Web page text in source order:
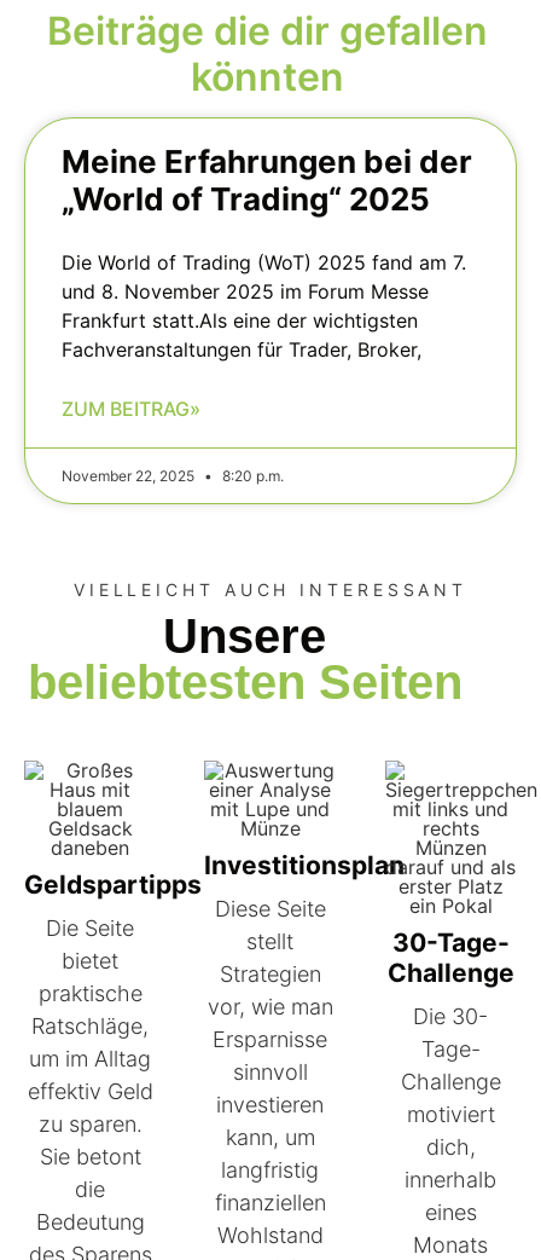
Beiträge die dir gefallen
könnten
Meine Erfahrungen bei der
„World of Trading“ 2025
Die World of Trading (WoT) 2025 fand am 7.
und 8. November 2025 im Forum Messe
Frankfurt statt.Als eine der wichtigsten
Fachveranstaltungen für Trader, Broker,
ZUM BEITRAG»
November 22, 2025 8:20 p.m.
VIELLEICHT AUCH INTERESSANT
Unsere
beliebtesten Seiten
Geldspartipps
Die Seite
bietet
praktische
Ratschläge,
um im Alltag
effektiv Geld
zu sparen.
Sie betont
die
Bedeutung
des Sparens
Investitionsplan
Diese Seite
stellt
Strategien
vor, wie man
Ersparnisse
sinnvoll
investieren
kann, um
langfristig
finanziellen
Wohlstand
30-Tage-
Challenge
Die 30-
Tage-
Challenge
motiviert
dich,
innerhalb
eines
Monats